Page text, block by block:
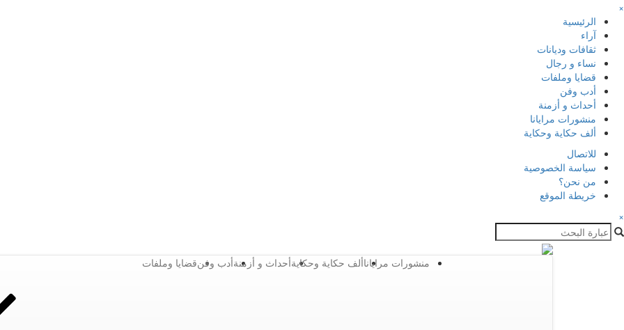
×
الرئيسية
آراء
ثقافات وديانات
نساء و رجال
قضايا وملفات
أدب وفن
أحداث و أزمنة
منشورات مرايانا
ألف حكاية وحكاية
للاتصال
سياسة الخصوصية
من نحن؟
خريطة الموقع
×
قضايا وملفاتأدب وفنأحداث و أزمنةألف حكاية وحكايةمنشورات مرايانا